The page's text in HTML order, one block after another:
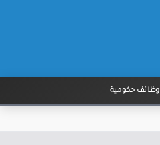
وظائف حكومية